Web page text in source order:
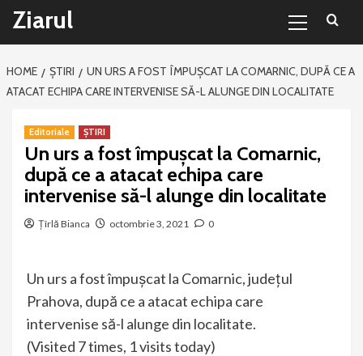
Sari
conținut
Ziarul
Menu
HOME ȘTIRI
UN URS A FOST ÎMPUȘCAT LA COMARNIC, DUPĂ CE A
ATACAT ECHIPA CARE INTERVENISE SĂ-L ALUNGE DIN LOCALITATE
Editoriale ȘTIRI
Un urs a fost împușcat la Comarnic,
după ce a atacat echipa care
intervenise să-l alunge din localitate
Țîrlă Bianca octombrie 3, 2021 0
Un urs a fost împușcat la Comarnic, judeţul
Prahova, după ce a atacat echipa care
intervenise să-l alunge din localitate.
(Visited 7 times, 1 visits today)